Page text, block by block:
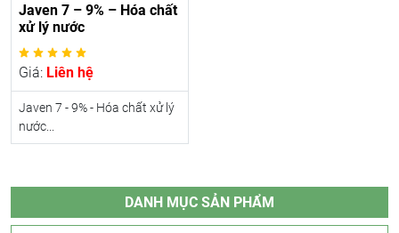
Javen 7 – 9% – Hóa chất
xử lý nước
Giá: Liên hệ
Javen 7 - 9% - Hóa chất xử lý
nước...
DANH MỤC SẢN PHẨM